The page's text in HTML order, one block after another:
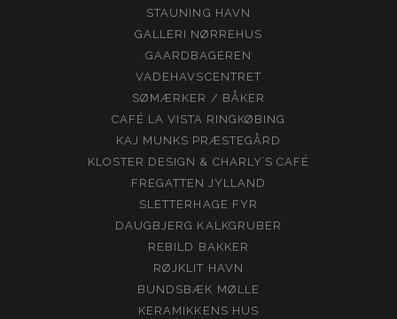
STAUNING HAVN
GALLERI NØRREHUS
GAARDBAGEREN
VADEHAVSCENTRET
SØMÆRKER / BÅKER
CAFÉ LA VISTA RINGKØBING
KAJ MUNKS PRÆSTEGÅRD
KLOSTER DESIGN & CHARLY’S CAFÉ
FREGATTEN JYLLAND
SLETTERHAGE FYR
DAUGBJERG KALKGRUBER
REBILD BAKKER
RØJKLIT HAVN
BUNDSBÆK MØLLE
KERAMIKKENS HUS